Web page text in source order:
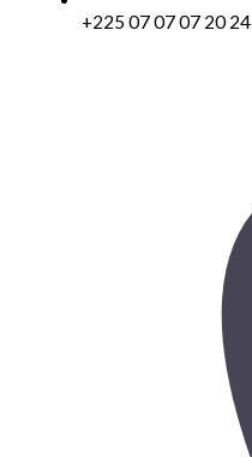
+225 07 07 07 20 24